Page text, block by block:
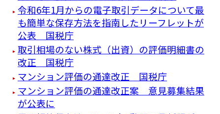
令和6年1月からの電子取引データについて最
も簡単な保存方法を指南したリーフレットが
公表 国税庁
取引相場のない株式（出資）の評価明細書の
改正 国税庁
マンション評価の通達改正 国税庁
マンション評価の通達改正案 意見募集結果
が公表に